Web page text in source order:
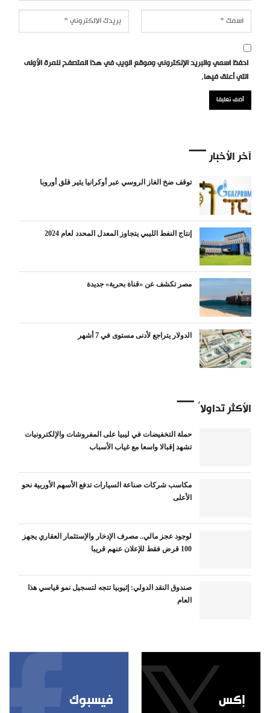
احفظ اسمي والبريد الإلكتروني وموقع الويب في هذا المتصفح للمرة الأولى
التي أعلق فيها.
آخر الأخبار
توقف ضخ الغاز الروسي عبر أوكرانيا يثير قلق أوروبا
إنتاج النفط الليبي يتجاوز المعدل المحدد لعام 2024
مصر تكشف عن «قناة بحرية» جديدة
الدولار يتراجع لأدنى مستوى في 7 أشهر
الأكثر تداولاً
حملة التخفيضات في ليبيا على المفروشات والإلكترونيات
تشهد إقبالا واسعا مع غياب الأسباب
مكاسب شركات صناعة السيارات تدفع الأسهم الأوربية نحو
الأعلى
لوجود عجز مالي.. مصرف الإدخار والإستثمار العقاري يجهز
100 قرض فقط للإعلان عنهم قريبا
صندوق النقد الدولي: إثيوبيا تتجه لتسجيل نمو قياسي هذا
العام
فيسبوك إكس